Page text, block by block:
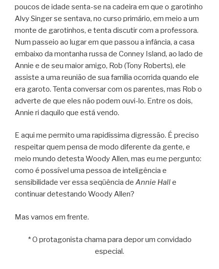
poucos de idade senta-se na cadeira em que o garotinho
Alvy Singer se sentava, no curso primário, em meio a um
monte de garotinhos, e tenta discutir com a professora.
Num passeio ao lugar em que passou a infância, a casa
embaixo da montanha russa de Conney Island, ao lado de
Annie e de seu maior amigo, Rob (Tony Roberts), ele
assiste a uma reunião de sua família ocorrida quando ele
era garoto. Tenta conversar com os parentes, mas Rob o
adverte de que eles não podem ouvi-lo. Entre os dois,
Annie ri daquilo que está vendo.
E aqui me permito uma rapidíssima digressão. É preciso
respeitar quem pensa de modo diferente da gente, e
meio mundo detesta Woody Allen, mas eu me pergunto:
como é possível uma pessoa de inteligência e
sensibilidade ver essa seqüência de Annie Halle
continuar detestando Woody Allen?
Mas vamos em frente.
* O protagonista chama para depor um convidado
especial.